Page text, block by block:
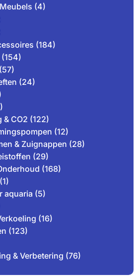
(4)
(184)
(154)
(57)
(24)
& CO2 (122)
(12)
& Zuignappen (28)
(29)
(168)
(1)
aquaria (5)
(16)
(123)
& Verbetering (76)